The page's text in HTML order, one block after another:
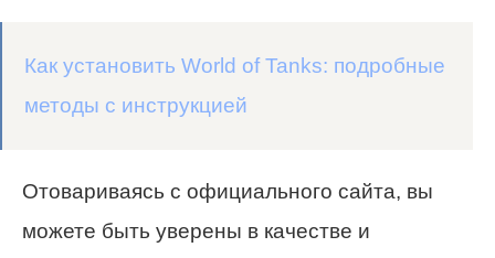
Как установить World of Tanks: подробные
методы с инструкцией
Отовариваясь с официального сайта, вы
можете быть уверены в качестве и